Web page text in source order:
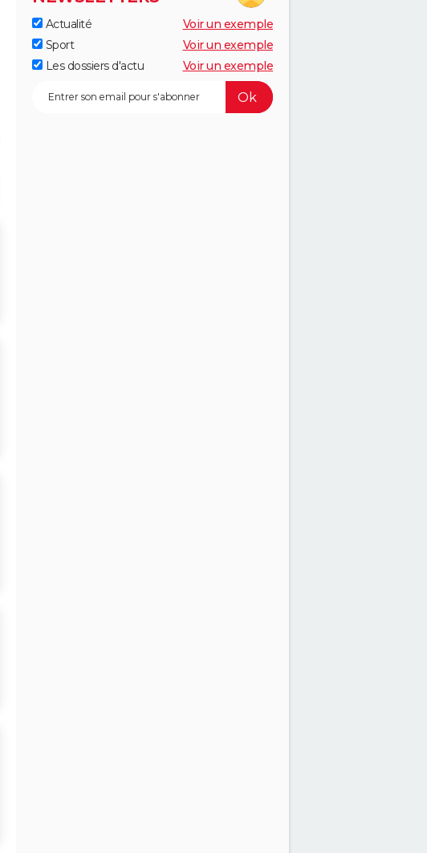
Actualité
Voir un exemple
Sport
Voir un exemple
Les dossiers d'actu
Voir un exemple